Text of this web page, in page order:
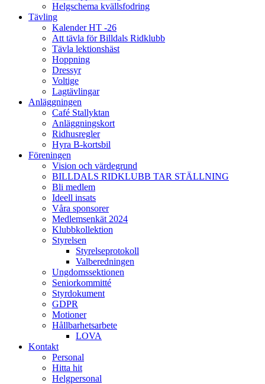
Helgschema kvällsfodring
Tävling
Kalender HT -26
Att tävla för Billdals Ridklubb
Tävla lektionshäst
Hoppning
Dressyr
Voltige
Lagtävlingar
Anläggningen
Café Stallyktan
Anläggningskort
Ridhusregler
Hyra B-kortsbil
Föreningen
Vision och värdegrund
BILLDALS RIDKLUBB TAR STÄLLNING
Bli medlem
Ideell insats
Våra sponsorer
Medlemsenkät 2024
Klubbkollektion
Styrelsen
Styrelseprotokoll
Valberedningen
Ungdomssektionen
Seniorkommitté
Styrdokument
GDPR
Motioner
Hållbarhetsarbete
LOVA
Kontakt
Personal
Hitta hit
Helgpersonal